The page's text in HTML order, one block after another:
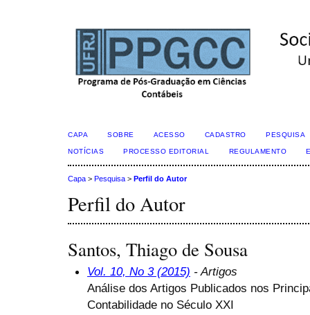
CAPA SOBRE ACESSO CADASTRO PESQUISA
NOTÍCIAS PROCESSO EDITORIAL REGULAMENTO
Capa > Pesquisa > Perfil do Autor
Perfil do Autor
Santos, Thiago de Sousa
Vol. 10, No 3 (2015) - Artigos
Análise dos Artigos Publicados nos
Contabilidade no Século XXI